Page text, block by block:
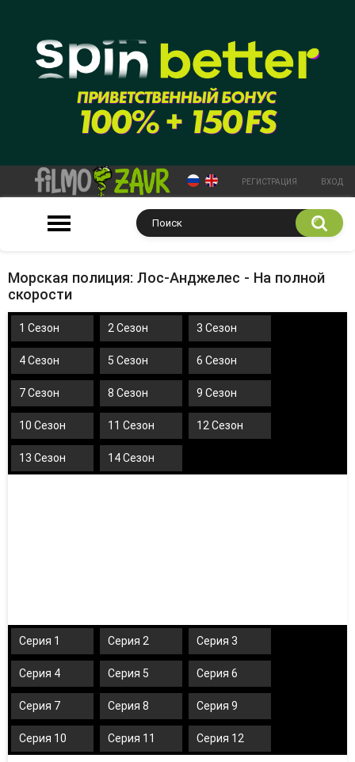
РЕГИСТРАЦИЯ ВХОД
Морская полиция: Лос-Анджелес - На полной
скорости
1 Сезон 2 Сезон 3 Сезон
4 Сезон 5 Сезон 6 Сезон
7 Сезон 8 Сезон 9 Сезон
10 Сезон 11 Сезон 12 Сезон
13 Сезон 14 Сезон
Серия 1 Серия 2 Серия 3
Серия 4 Серия 5 Серия 6
Серия 7 Серия 8 Серия 9
Серия 10 Серия 11 Серия 12